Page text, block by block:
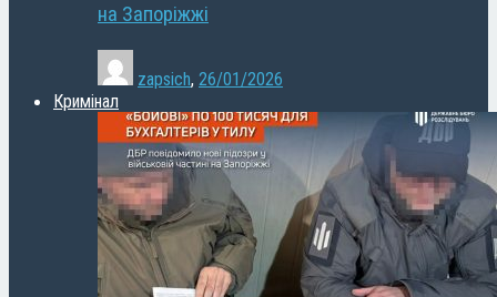
на Запоріжжі
zapsich, 26/01/2026
Кримінал